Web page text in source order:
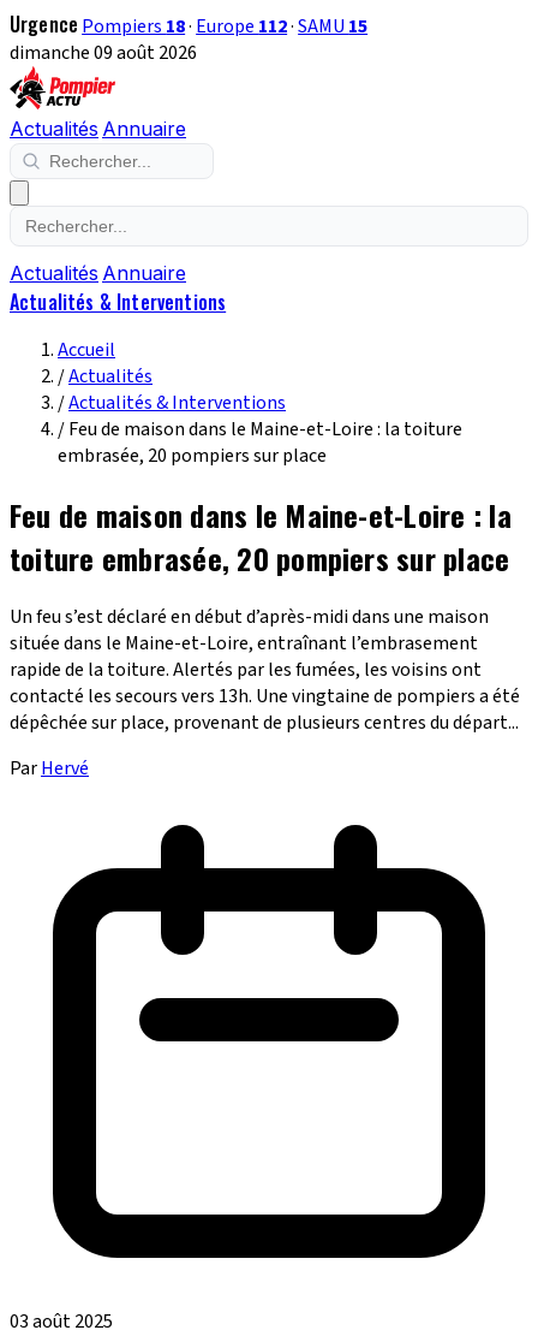
Urgence Pompiers 18· Europe 112·SAMU 15
dimanche 09 août 2026
Actualités Annuaire
Actualités Annuaire
Actualités & Interventions
Accueil
/Actualités
/Actualités & Interventions
/Feu de maison dans le Maine-et-Loire : la toiture
embrasée, 20 pompiers sur place
Feu de maison dans le Maine-et-Loire : la
toiture embrasée, 20 pompiers sur place
Un feu s’est déclaré en début d’après-midi dans une maison
située dans le Maine-et-Loire, entraînant l’embrasement
rapide de la toiture. Alertés par les fumées, les voisins ont
contacté les secours vers 13h. Une vingtaine de pompiers a été
dépêchée sur place, provenant de plusieurs centres du départ...
ParHervé
03 août 2025